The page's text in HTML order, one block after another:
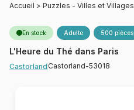
Accueil > Puzzles - Villes et Villages
En stock Adulte 500 pièces
L'Heure du Thé dans Paris
Castorland Castorland-53018